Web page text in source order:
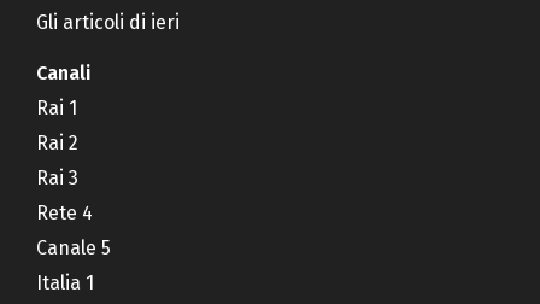
Gli articoli di ieri
Canali
Rai 1
Rai 2
Rai 3
Rete 4
Canale 5
Italia 1